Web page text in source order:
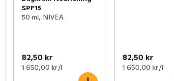
SPF15
50 ml, NIVEA
82,50 kr
1 650,00 kr /l
82,50 kr
1 650,00 kr /l